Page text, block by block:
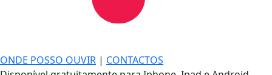
ONDE POSSO OUVIR | CONTACTOS